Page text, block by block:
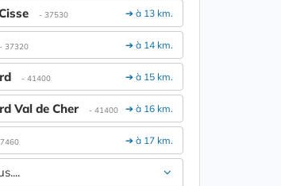
➔ à 13 km.
- 37530
➔ à 14 km.
- 37320
➔ à 15 km.
- 41400
➔ à 16 km.
Val de Cher - 41400
➔ à 17 km.